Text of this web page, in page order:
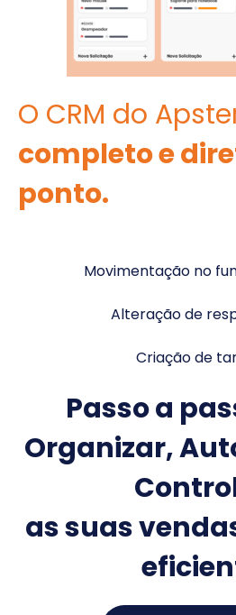
O CRM do
completo e
ponto.
Movimentação no
Alteração de
Criação de
Passo a
Organizar,
as suas